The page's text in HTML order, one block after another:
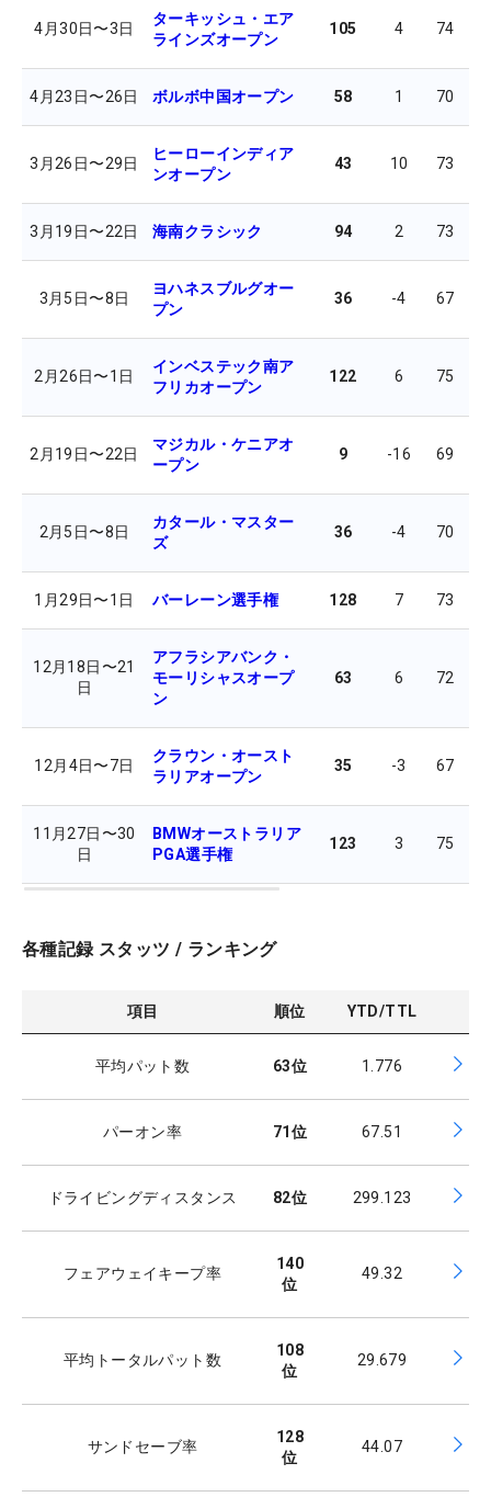
4月30日〜3日
ターキッシュ・エア
ラインズオープン
105 4 74
4月23日〜26日 ボルボ中国オープン 58 1 70
3月26日〜29日
ヒーローインディア
ンオープン
43 10 73
3月19日〜22日 海南クラシック 94 2 73
3月5日〜8日
ヨハネスブルグオー
プン
36 -4 67
2月26日〜1日
インベステック南ア
フリカオープン
122 6 75
2月19日〜22日
マジカル・ケニアオ
ープン
9 -16 69
2月5日〜8日
カタール・マスター
ズ
36 -4 70
1月29日〜1日 バーレーン選手権 128 7 73
12月18日 〜21
日
アフラシアバンク・
モーリシャスオープ
ン
63 6 72
12月4日〜7日
クラウン・オースト
ラリアオープン
35 -3 67
11月27日 〜30
日
BMWオーストラリア
PGA選手権
123 3 75
各種記録 スタッツ / ランキング
項目 順位 YTD/TTL
平均パット数 63位 1.776
パーオン率 71位 67.51
ドライビングディスタンス 82位 299.123
フェアウェイキープ率
140
位
49.32
平均トータルパット数
108
位
29.679
サンドセーブ率
128
位
44.07